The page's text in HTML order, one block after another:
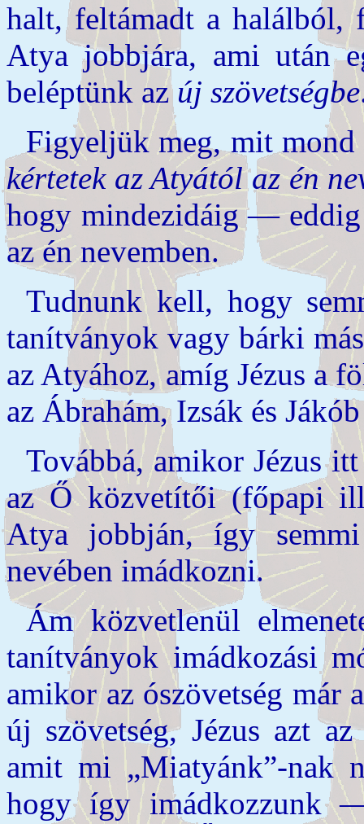
halt, feltámadt a halálból,
Atya jobbjára, ami után
beléptünk azúj szövetségbe
Figyeljük meg, mit
kértetek az Atyától az én
hogy mindezidáig —
az én nevemben.
Tudnunk kell, hogy
tanítványok vagy bárki
az Atyához, amíg Jézus a
az Ábrahám, Izsák és
Továbbá, amikor Jézus
az Ő közvetítői (főpapi
Atya jobbján, így
nevében imádkozni.
Ám közvetlenül
tanítványok imádkozási
amikor az ószövetség már
új szövetség, Jézus azt
amit mi „Miatyánk”-nak
hogy így imádkozzunk